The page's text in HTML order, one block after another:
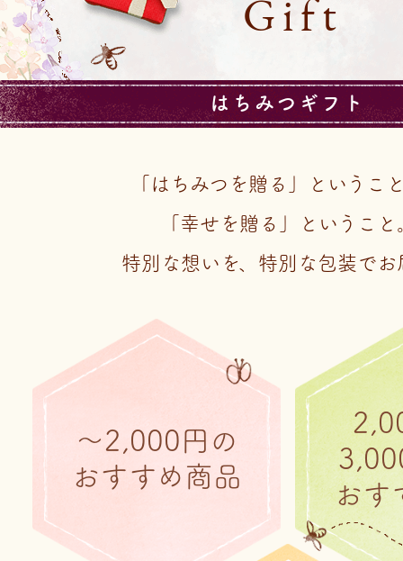
Gift
はちみつギフト
「はちみつを贈る」というこ
「幸せを贈る」ということ
特別な想いを、特別な包装でお
～2,000円の
おすすめ商品
おす